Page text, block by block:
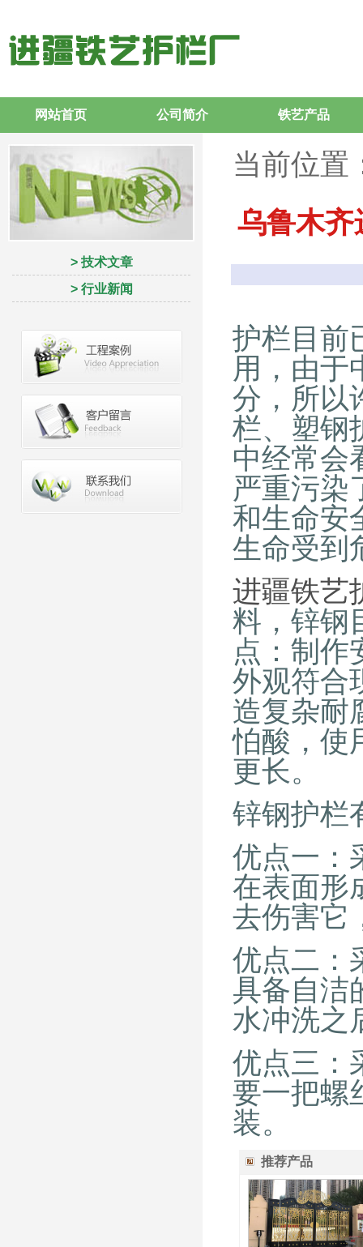
网站首页 公司简介 铁艺产品
> 技术文章
> 行业新闻
当前位置
乌鲁木齐
护栏目前
用，由于
分，所以
栏、塑钢
中经常会
严重污染
和生命安
生命受到
进疆铁艺
料，锌钢
点：制作
外观符合
造复杂耐
怕酸，使
更长。
锌钢护栏
优点一：
在表面形
去伤害它
优点二：
具备自洁
水冲洗之
优点三：
要一把螺
装。
推荐产品